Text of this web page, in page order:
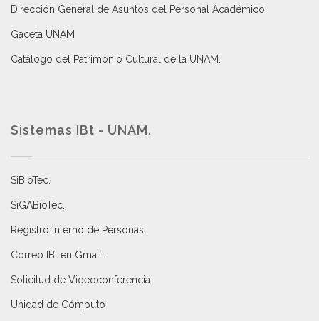
Dirección General de Asuntos del Personal Académico
Gaceta UNAM
Catálogo del Patrimonio Cultural de la UNAM.
Sistemas IBt - UNAM.
SiBioTec
SiGABioTec.
Registro Interno de Personas
Correo IBt en Gmail
Solicitud de Videoconferencia.
Unidad de Cómputo